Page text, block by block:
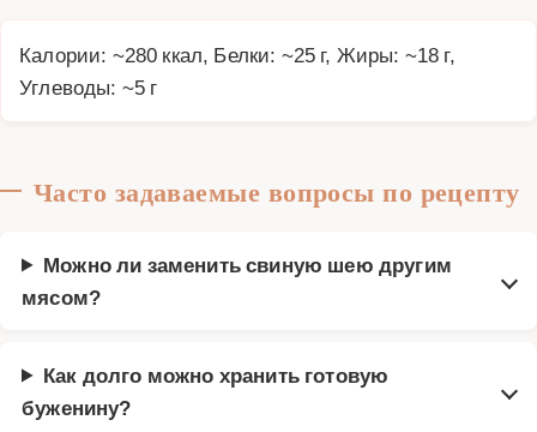
Калории: ~280 ккал, Белки: ~25 г, Жиры: ~18 г,
Углеводы: ~5 г
Часто задаваемые вопросы по рецепту
Можно ли заменить свиную шею другим
мясом?
Как долго можно хранить готовую
буженину?